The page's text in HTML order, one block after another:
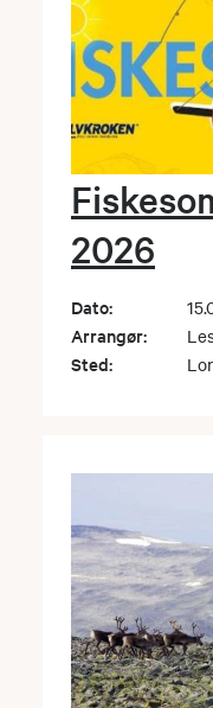
2026
Dato:
Arrangør:
Sted: